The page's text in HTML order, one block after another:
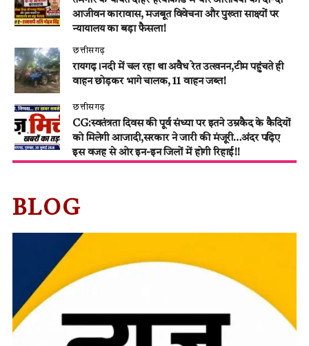
आजीवन कारावास, मजबूत विवेचना और पुख्ता साक्ष्यों पर
न्यायालय का बड़ा फैसला!
छत्तीसगढ़
रायगढ़।नदी में चल रहा था अवैध रेत उत्खनन,टीम पहुंचते ही
वाहन छोड़कर भागे चालक, 11 वाहन जब्त!
छत्तीसगढ़
CG:स्वतंत्रता दिवस की पूर्व संध्या पर इतने उम्रकैद के कैदियों
को मिलेगी आजादी,सरकार ने जारी की मंजूरी…अंदर पढ़िए
इस वजह से ओर इन-इन जिलों में होगी रिहाई!!
BLOG